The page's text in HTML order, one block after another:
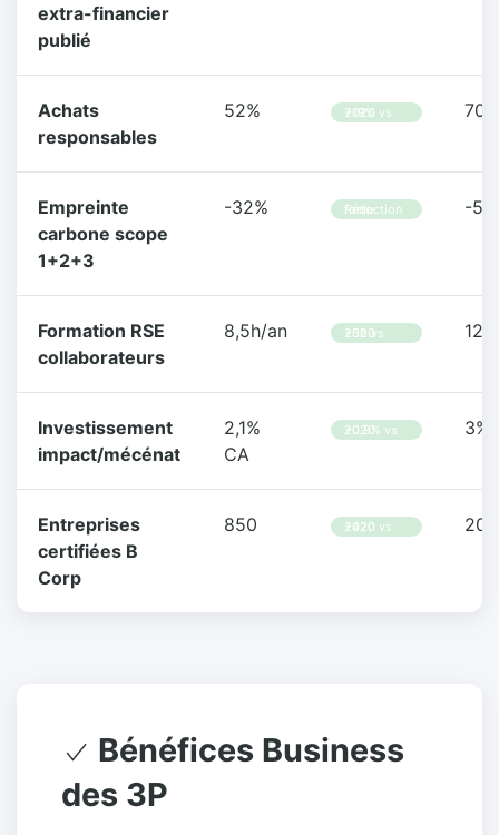
extra-financier
publié
Achats
responsables
52% +19% vs 2020
Empreinte
carbone scope
1+2+3
-32% Réduction forte -
Formation RSE
collaborateurs
8,5h/an +5h vs 2020
Investissement
impact/mécénat
2,1%
CA
+0,9% vs 2020 3%
Entreprises
certifiées B
Corp
850 +420 vs 2020
Bénéfices Business
des 3P